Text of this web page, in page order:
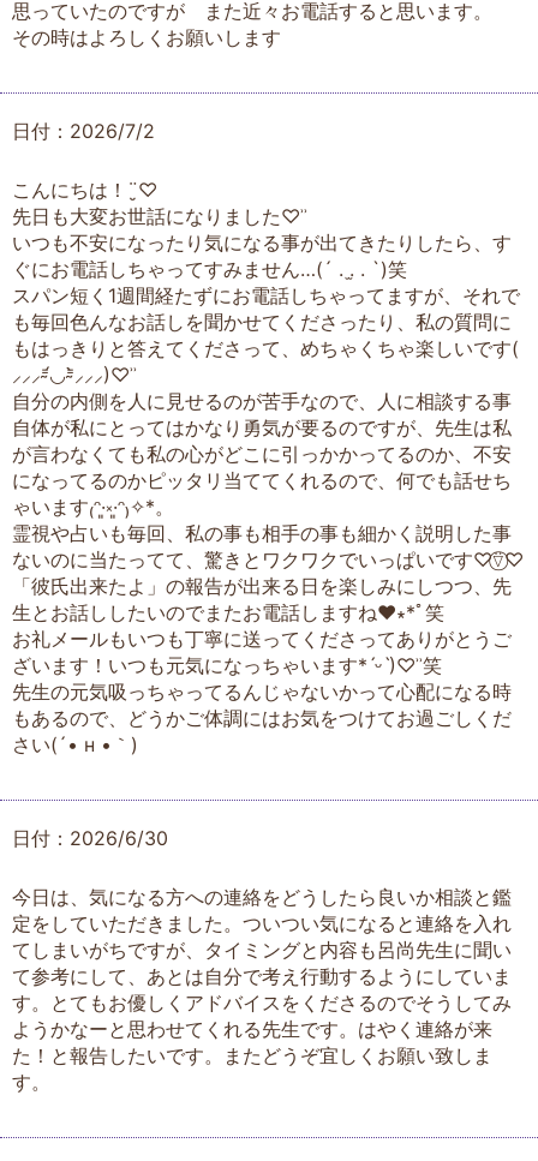
思っていたのですが また近々お電話すると思います。
その時はよろしくお願いします
日付：2026/7/2
こんにちは！¨̮♡
先日も大変お世話になりました♡ʾʾ
いつも不安になったり気になる事が出てきたりしたら、す
ぐにお電話しちゃってすみません…(´ . .̫ . `)笑
スパン短く1週間経たずにお電話しちゃってますが、それで
も毎回色んなお話しを聞かせてくださったり、私の質問に
もはっきりと答えてくださって、めちゃくちゃ楽しいです(
⸝⸝⸝⁼̴́◡︎⁼̴̀⸝⸝⸝)♡ʾʾ
自分の内側を人に見せるのが苦手なので、人に相談する事
自体が私にとってはかなり勇気が要るのですが、先生は私
が言わなくても私の心がどこに引っかかってるのか、不安
になってるのかピッタリ当ててくれるので、何でも話せち
ゃいます₍ᵔ·͈༝·͈ᵔ₎✧︎*。
霊視や占いも毎回、私の事も相手の事も細かく説明した事
ないのに当たってて、驚きとワクワクでいっぱいです♡⍢⃝♡
「彼氏出来たよ」の報告が出来る日を楽しみにしつつ、先
生とお話ししたいのでまたお電話しますね♥︎︎∗︎*ﾟ笑
お礼メールもいつも丁寧に送ってくださってありがとうご
ざいます！いつも元気になっちゃいます*ˊᵕˋ)♡ʾʾ笑
先生の元気吸っちゃってるんじゃないかって心配になる時
もあるので、どうかご体調にはお気をつけてお過ごしくだ
さい(´• н •｀)
日付：2026/6/30
今日は、気になる方への連絡をどうしたら良いか相談と鑑
定をしていただきました。ついつい気になると連絡を入れ
てしまいがちですが、タイミングと内容も呂尚先生に聞い
て参考にして、あとは自分で考え行動するようにしていま
す。とてもお優しくアドバイスをくださるのでそうしてみ
ようかなーと思わせてくれる先生です。はやく連絡が来
た！と報告したいです。またどうぞ宜しくお願い致しま
す。